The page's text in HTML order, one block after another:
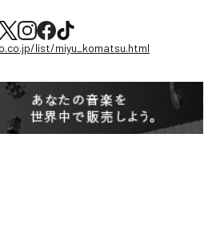
list/miyu_komatsu.html